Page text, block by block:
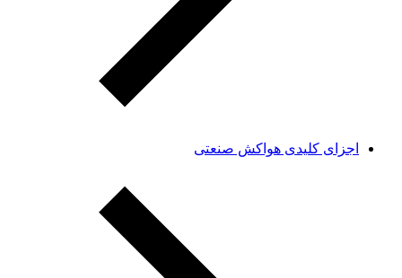
اجزای کلیدی هواکش صنعتی